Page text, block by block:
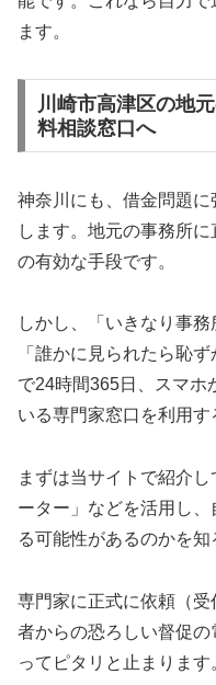
ます。
川崎市高津区の地
料相談窓口へ
神奈川にも、借金問題
します。地元の事務所
の有効な手段です。
しかし、「いきなり事務
「誰かに見られたら恥
で24時間365日、スマホ
いる専門家窓口を利用す
まずは当サイトで紹介
ーター」などを活用し
る可能性があるのかを知
専門家に正式に依頼（
者からの恐ろしい督促
ってピタリと止まります